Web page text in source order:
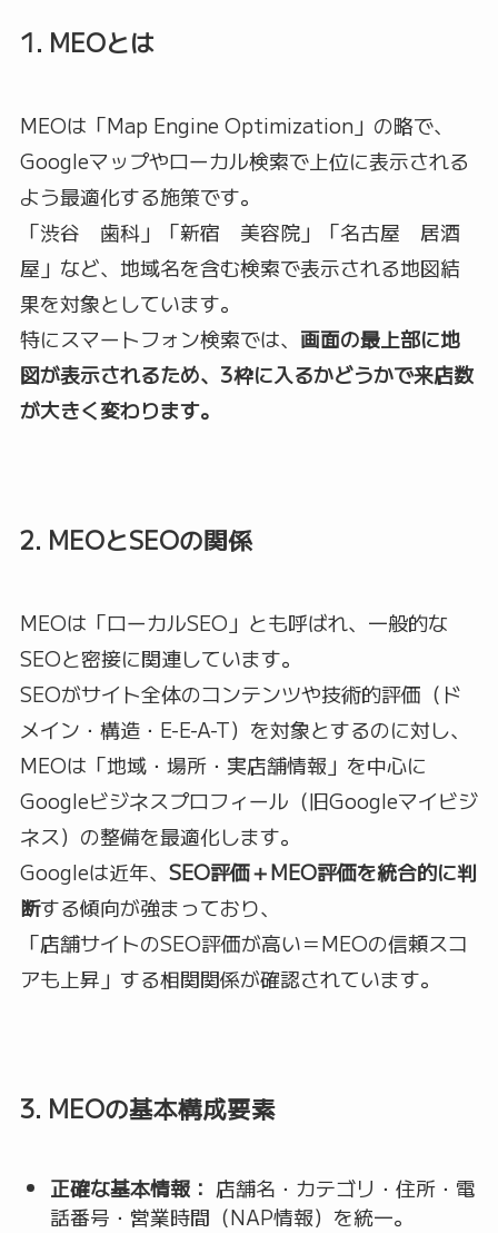
1. MEOとは
MEOは「Map Engine Optimization」の略で、
Googleマップやローカル検索で上位に表示される
よう最適化する施策です。
「渋谷 歯科」「新宿 美容院」「名古屋 居酒
屋」など、地域名を含む検索で表示される地図結
果を対象としています。
特にスマートフォン検索では、 画面の最上部に地
図が表示されるため、3枠に入るかどうかで来店数
が大きく変わります。
2. MEOとSEOの関係
MEOは「ローカルSEO」とも呼ばれ、一般的な
SEOと密接に関連しています。
SEOがサイト全体のコンテンツや技術的評価（ド
メイン・構造・E-E-A-T）を対象とするのに対し、
MEOは「地域・場所・実店舗情報」を中心に
Googleビジネスプロフィール（旧Googleマイビジ
ネス）の整備を最適化します。
Googleは近年、 SEO評価＋MEO評価を統合的に判
断する傾向が強まっており、
「店舗サイトのSEO評価が高い＝MEOの信頼スコ
アも上昇」する相関関係が確認されています。
3. MEOの基本構成要素
正確な基本情報： 店舗名・カテゴリ・住所・電
話番号・営業時間（NAP情報）を統一。